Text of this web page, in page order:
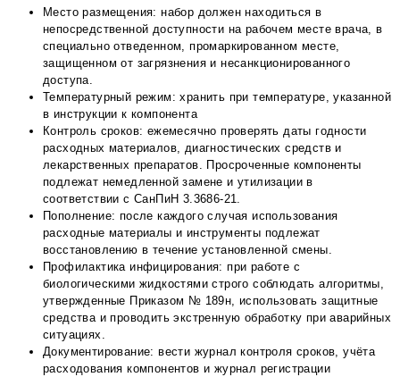
Место размещения: набор должен находиться в
непосредственной доступности на рабочем месте врача, в
специально отведенном, промаркированном месте,
защищенном от загрязнения и несанкционированного
доступа.
Температурный режим: хранить при температуре, указанной
в инструкции к компонента
Контроль сроков: ежемесячно проверять даты годности
расходных материалов, диагностических средств и
лекарственных препаратов. Просроченные компоненты
подлежат немедленной замене и утилизации в
соответствии с СанПиН 3.3686-21.
Пополнение: после каждого случая использования
расходные материалы и инструменты подлежат
восстановлению в течение установленной смены.
Профилактика инфицирования: при работе с
биологическими жидкостями строго соблюдать алгоритмы,
утвержденные Приказом № 189н, использовать защитные
средства и проводить экстренную обработку при аварийных
ситуациях.
Документирование: вести журнал контроля сроков, учёта
расходования компонентов и журнал регистрации